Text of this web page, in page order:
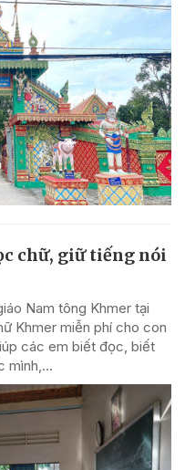
chữ, giữ tiếng nói
Nam tông Khmer tại
Khmer miễn phí cho con
các em biết đọc, biết
mình,...